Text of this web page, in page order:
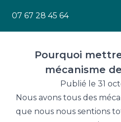
07 67 28 45 64
Pourquoi
mécanisme
Publié le 31
Nous avons tous des
que nous nous sentions